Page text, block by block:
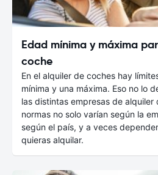
Edad mínima y máxima
coche
En el alquiler de coches hay
mínima y una máxima. Eso no lo
las distintas empresas de alquiler
normas no solo varían según la
según el país, y a veces
quieras alquilar.